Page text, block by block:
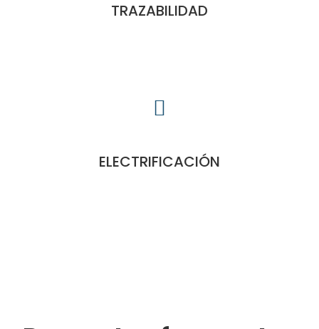
TRAZABILIDAD
ELECTRIFICACIÓN